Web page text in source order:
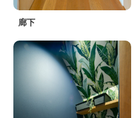
廊下